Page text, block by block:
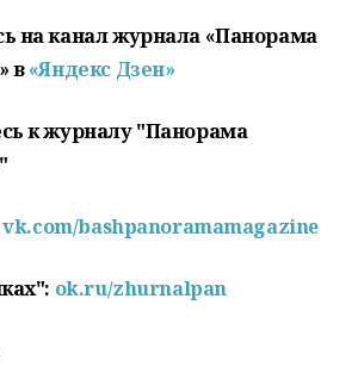
на канал журнала «Панорама
в«Яндекс Дзен»
к журналу "Панорама
vk.com/bashpanoramamagazine
ok.ru/zhurnalpan